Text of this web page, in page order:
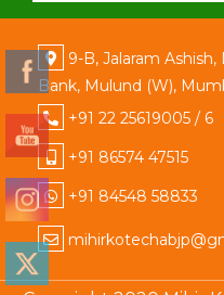
9-B, Jalaram
Bank, Mulund (W),
+91 22 25619005 / 6
+91 86574 47515
+91 84548 58833